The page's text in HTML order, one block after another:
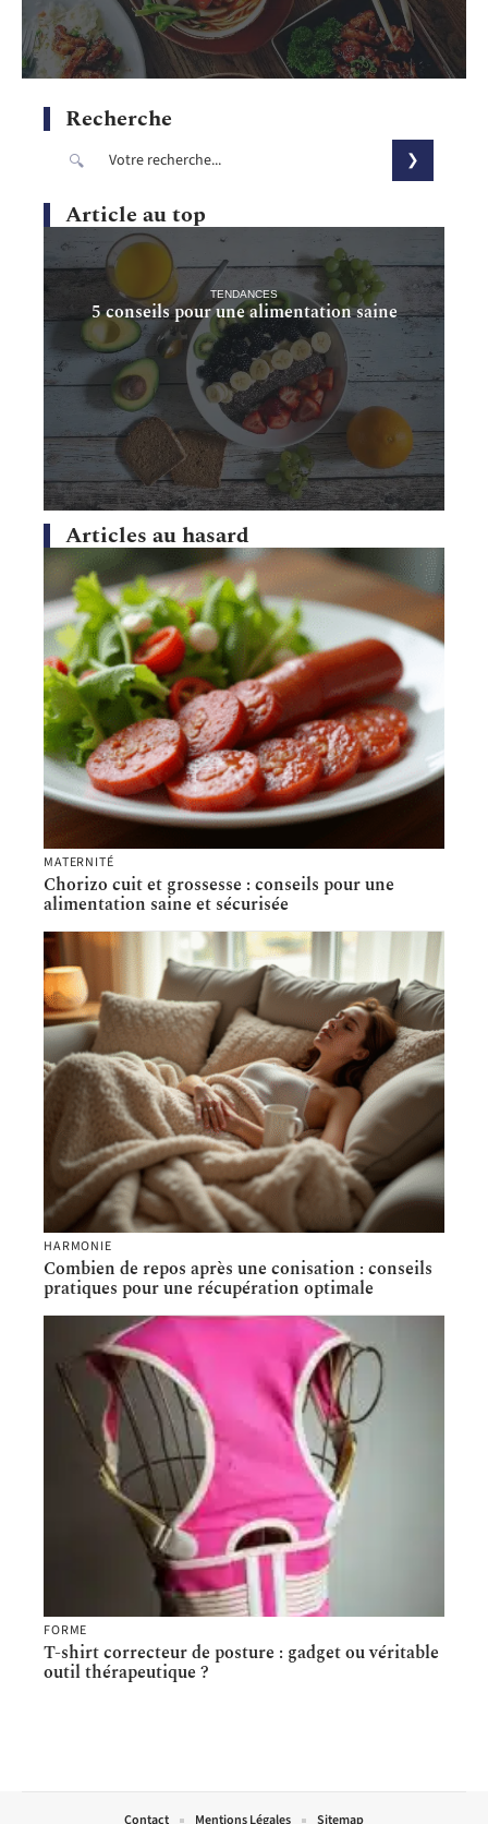
Recherche
Article au top
TENDANCES
5 conseils pour une alimentation saine
Articles au hasard
MATERNITÉ
Chorizo cuit et grossesse : conseils pour une
alimentation saine et sécurisée
HARMONIE
Combien de repos après une conisation : conseils
pratiques pour une récupération optimale
FORME
T-shirt correcteur de posture : gadget ou véritable
outil thérapeutique ?
Contact Mentions Légales Sitemap